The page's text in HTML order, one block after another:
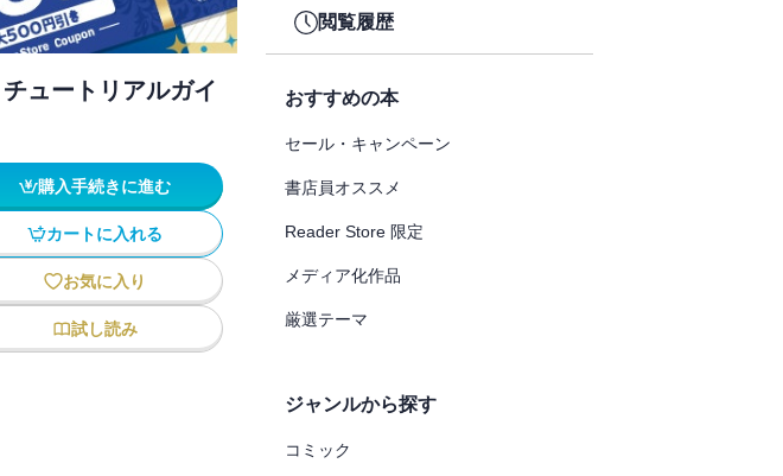
ュートリアルガイ
購入手続きに進む
カートに入れる
お気に入り
試し読み
閲覧履歴
おすすめの本
セール・キャンペーン
書店員オススメ
Reader Store 限定
メディア化作品
厳選テーマ
ジャンルから探す
コミック